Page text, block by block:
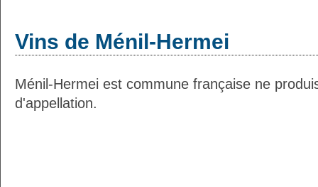
Vins de Ménil-Hermei
Ménil-Hermei est commune française ne
d'appellation.